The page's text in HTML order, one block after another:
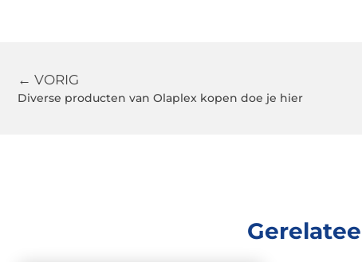
← VORIG
Diverse producten van Olaplex kopen doe je hier